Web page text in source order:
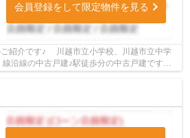
会員登録をして限定物件を見る
紹介です♪ 川越市立小学校、川越市立中学
沿線の中古戸建♪駅徒歩分の中古戸建です。
小江戸川越店までご...